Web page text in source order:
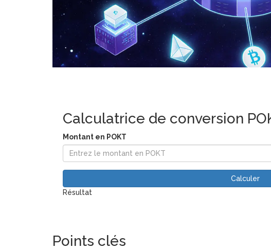
Calculatrice de conversion
Montant en POKT
Calculer
Résultat
Points clés